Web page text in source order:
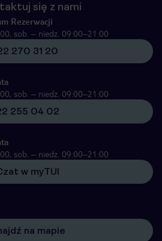
się z nami
Rezerwacji
sob. – niedz. 09:00–21:00
270 31 20
sob. – niedz. 09:00–21:00
255 04 02
sob. – niedz. 09:00–21:00
w myTUI
na mapie